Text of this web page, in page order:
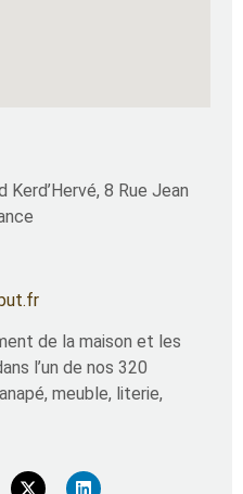
Kerd’Hervé, 8 Rue Jean
de la maison et les
l’un de nos 320
meuble, literie,